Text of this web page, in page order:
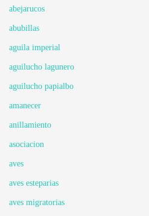
abejarucos
abubillas
aguila imperial
aguilucho lagunero
aguilucho papialbo
amanecer
anillamiento
asociacion
aves
aves esteparias
aves migratorias